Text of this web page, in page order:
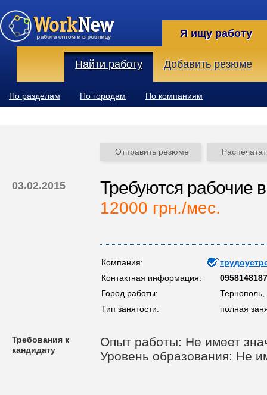
Я ищу работу
Найти работу Добавить резюме
По разделам По городам По компаниям
Отправить резюме
03.02.2015 Требуются рабочие
12000 грн./мес.
Компания:
Контактная информация:
0958148187
Город работы:
Тип занятости:
полная
Требования к
кандидату
Опыт работы: Не имеет
Уровень образования: Не